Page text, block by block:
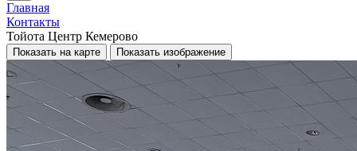
Главная
Контакты
Тойота Центр Кемерово
Показать на карте Показать изображение